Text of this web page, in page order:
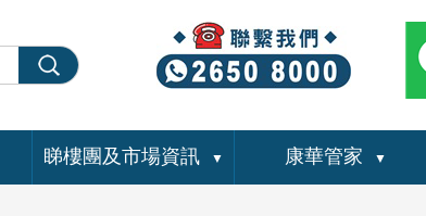
睇樓團及市場資訊 ▼ 康華管家 ▼